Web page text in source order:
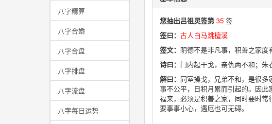
八字精算
八字合婚
八字合盘
八字排盘
八字流盘
八字每日运势
您抽出吕祖灵签第 35 签
签曰： 古人白马跳檀溪
签文： 阴德不是非凡事，积善之家度
诗曰： 门内起干戈，亲仇两不和；朱
解曰： 同室操戈，兄弟不和，是很
事不公平，日积月累而引起的。因
福来，必须是积善之家，同时要时
要事事小心，遇厄也可无碍。